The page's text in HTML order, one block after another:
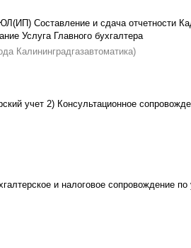
Составление и сдача отчетности
Услуга Главного бухгалтера
Калининградгазавтоматика)
учет 2) Консультационное
и налоговое сопровождение по